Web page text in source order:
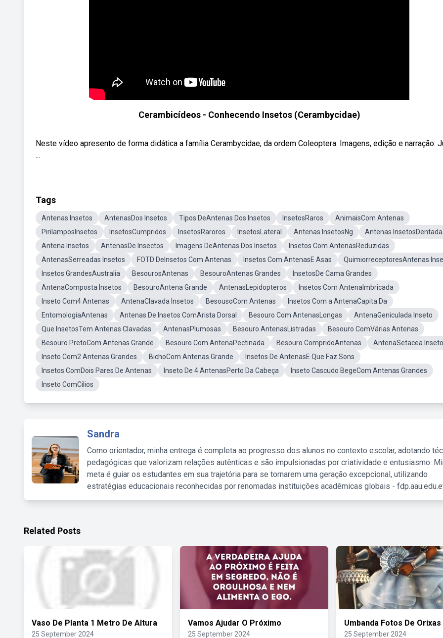
Cerambicídeos - Conhecendo Insetos (Cerambycidae)
Neste vídeo apresento de forma didática a família Cerambycidae, da ordem Coleoptera. Imagens, edição e narração:
...
Tags
Antenas Insetos AntenasDos Insetos Tipos DeAntenas Dos Insetos InsetosRaros
AnimaisCom Antenas
PirilamposInsetos
InsetosCumpridos InsetosRaroros InsetosLateral Antenas InsetosNg
Antenas InsetosDentada
Antena Insetos
AntenasDe Insectos Imagens DeAntenas Dos Insetos
Insetos Com AntenasReduzidas
AntenasSerreadas Insetos
FOTD DeInsetos Com Antenas Insetos Com AntenasE Asas
QuimiorreceptoresAntenas
Insetos GrandesAustralia
BesourosAntenas BesouroAntenas Grandes
InsetosDe Cama Grandes
AntenaComposta Insetos
BesouroAntena Grande AntenasLepidopteros
Insetos Com AntenaImbricada
Inseto Com4 Antenas
AntenaClavada Insetos BesousoCom Antenas
Insetos Com a AntenaCapita Da
EntomologiaAntenas
Antenas De Insetos ComArista Dorsal Besouro Com AntenasLongas
AntenaGeniculada Inseto
Que InsetosTem Antenas Clavadas
AntenasPlumosas Besouro AntenasListradas
Besouro ComVárias Antenas
Besouro PretoCom Antenas Grande
Besouro Com AntenaPectinada Besouro CompridoAntenas
AntenaSetacea Inseto
Inseto Com2 Antenas Grandes
BichoCom Antenas Grande
Insetos De AntenasE Que Faz Sons
Insetos ComDois Pares De Antenas
Inseto De 4 AntenasPerto Da Cabeça
Inseto Cascudo BegeCom Antenas Grandes
Inseto ComCilios
Sandra
Como orientador, minha entrega é completa ao progresso dos alunos no contexto escolar, adotando
pedagógicas que valorizam relações autênticas e são impulsionadas por criatividade e entusiasmo.
meta é guiar os estudantes em sua trajetória para se tornarem uma geração excepcional, utilizando
estratégias educacionais reconhecidas por renomadas instituições acadêmicas globais -
Related Posts
Vaso De Planta 1 Metro De Altura
25 September 2024
Vamos Ajudar O Próximo
25 September 2024
Umbanda Fotos De Orixas
25 September 2024